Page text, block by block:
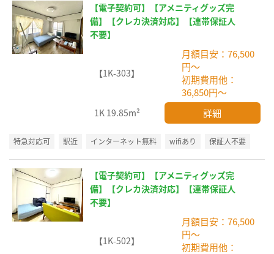
【電子契約可】【アメニティグッズ完
備】【クレカ決済対応】【連帯保証人
不要】
【1K-303】
月額目安：76,500
円～
初期費用他：
36,850円～
1K 19.85m² 詳細
特急対応可 駅近 インターネット無料 wifiあり 保証人不要
【電子契約可】【アメニティグッズ完
備】【クレカ決済対応】【連帯保証人
不要】
【1K-502】
月額目安：76,500
円～
初期費用他：